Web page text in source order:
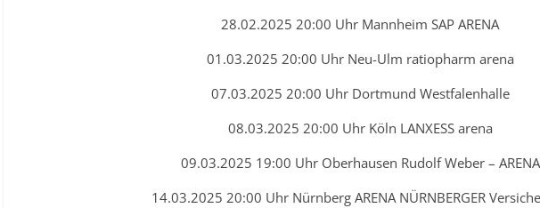
28.02.2025 20:00 Uhr Mannheim SAP ARENA
01.03.2025 20:00 Uhr Neu-Ulm ratiopharm arena
07.03.2025 20:00 Uhr Dortmund Westfalenhalle
08.03.2025 20:00 Uhr Köln LANXESS arena
09.03.2025 19:00 Uhr Oberhausen Rudolf Weber – ARENA
14.03.2025 20:00 Uhr Nürnberg ARENA NÜRNBERGER